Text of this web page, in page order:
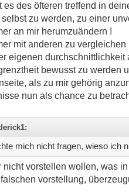
es des öfteren treffend in
zu werden, zu einer
an mir herumzuändern !
mit anderen zu vergleichen
eigenen durchschnittlichkeit
bewusst zu werden
als zu mir gehörig
nun als chance zu
mich nicht fragen, wieso ich
nicht vorstellen wollen, was
vorstellung,